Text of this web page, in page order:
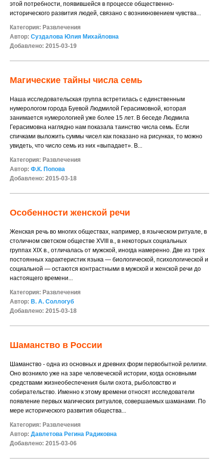
этой потребности, появившейся в процессе общественно-
исторического развития людей, связано с возникновением чувства...
Категория: Развлечения
Автор: Суздалова Юлия Михайловна
Добавлено: 2015-03-19
Магические тайны числа семь
Наша исследовательская группа встретилась с единственным
нумерологом города Буевой Людмилой Герасимовной, которая
занимается нумерологией уже более 15 лет. В беседе Людмила
Герасимовна наглядно нам показала таинство числа семь. Если
спичками выложить суммы чисел как показано на рисунках, то можно
увидеть, что число семь из них «выпадает». В...
Категория: Развлечения
Автор: Ф.К. Попова
Добавлено: 2015-03-18
Особенности женской речи
Женская речь во многих обществах, например, в языческом ритуале, в
столичном светском обществе XVIII в., в некоторых социальных
группах XIX в., отличалась от мужской, иногда намеренно. Две из трех
постоянных характеристик языка — биологической, психологической и
социальной — остаются контрастными в мужской и женской речи до
настоящего времени...
Категория: Развлечения
Автор: В. А. Соллогуб
Добавлено: 2015-03-18
Шаманство в России
Шаманство - одна из основных и древних форм первобытной религии.
Оно возникло уже на заре человеческой истории, когда основными
средствами жизнеобеспечения были охота, рыболовство и
собирательство. Именно к этому времени относят исследователи
появление первых магических ритуалов, совершаемых шаманами. По
мере исторического развития общества...
Категория: Развлечения
Автор: Давлетова Регина Радиковна
Добавлено: 2015-03-06